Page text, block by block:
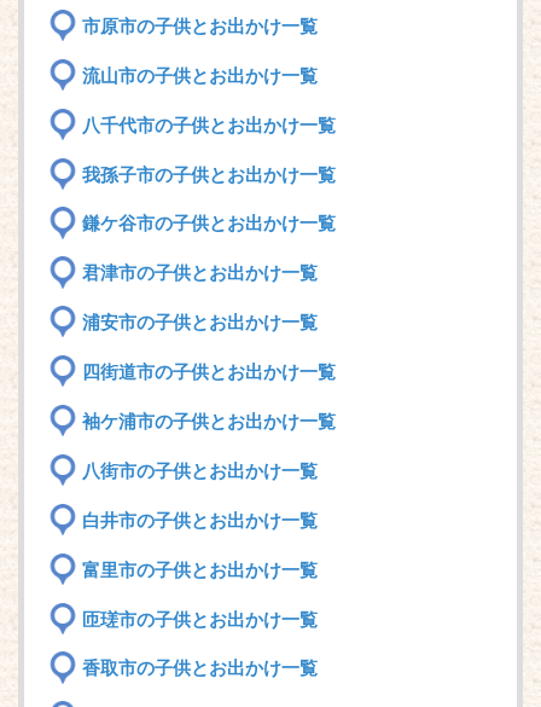
市原市の子供とお出かけ一覧
流山市の子供とお出かけ一覧
八千代市の子供とお出かけ一覧
我孫子市の子供とお出かけ一覧
鎌ケ谷市の子供とお出かけ一覧
君津市の子供とお出かけ一覧
浦安市の子供とお出かけ一覧
四街道市の子供とお出かけ一覧
袖ケ浦市の子供とお出かけ一覧
八街市の子供とお出かけ一覧
白井市の子供とお出かけ一覧
富里市の子供とお出かけ一覧
匝瑳市の子供とお出かけ一覧
香取市の子供とお出かけ一覧